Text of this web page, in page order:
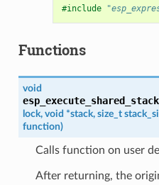
#include
Functions
void
lock, void *stack, size_t
function)
Calls function on user
After returning, the